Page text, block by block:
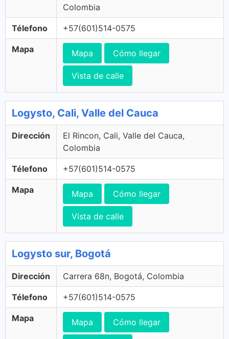
Colombia
Télefono +57(601)514-0575
Mapa Mapa Cómo llegar
Vista de calle
Logysto, Cali, Valle del Cauca
Dirección
El Rincon, Cali, Valle del Cauca,
Colombia
Télefono +57(601)514-0575
Mapa Mapa Cómo llegar
Vista de calle
Logysto sur, Bogotá
Dirección Carrera 68n, Bogotá, Colombia
Télefono +57(601)514-0575
Mapa Mapa Cómo llegar